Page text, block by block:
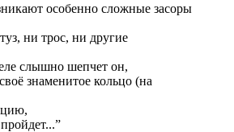
особенно сложные засоры
ни трос, ни другие
слышно шепчет он,
знаменитое кольцо (на